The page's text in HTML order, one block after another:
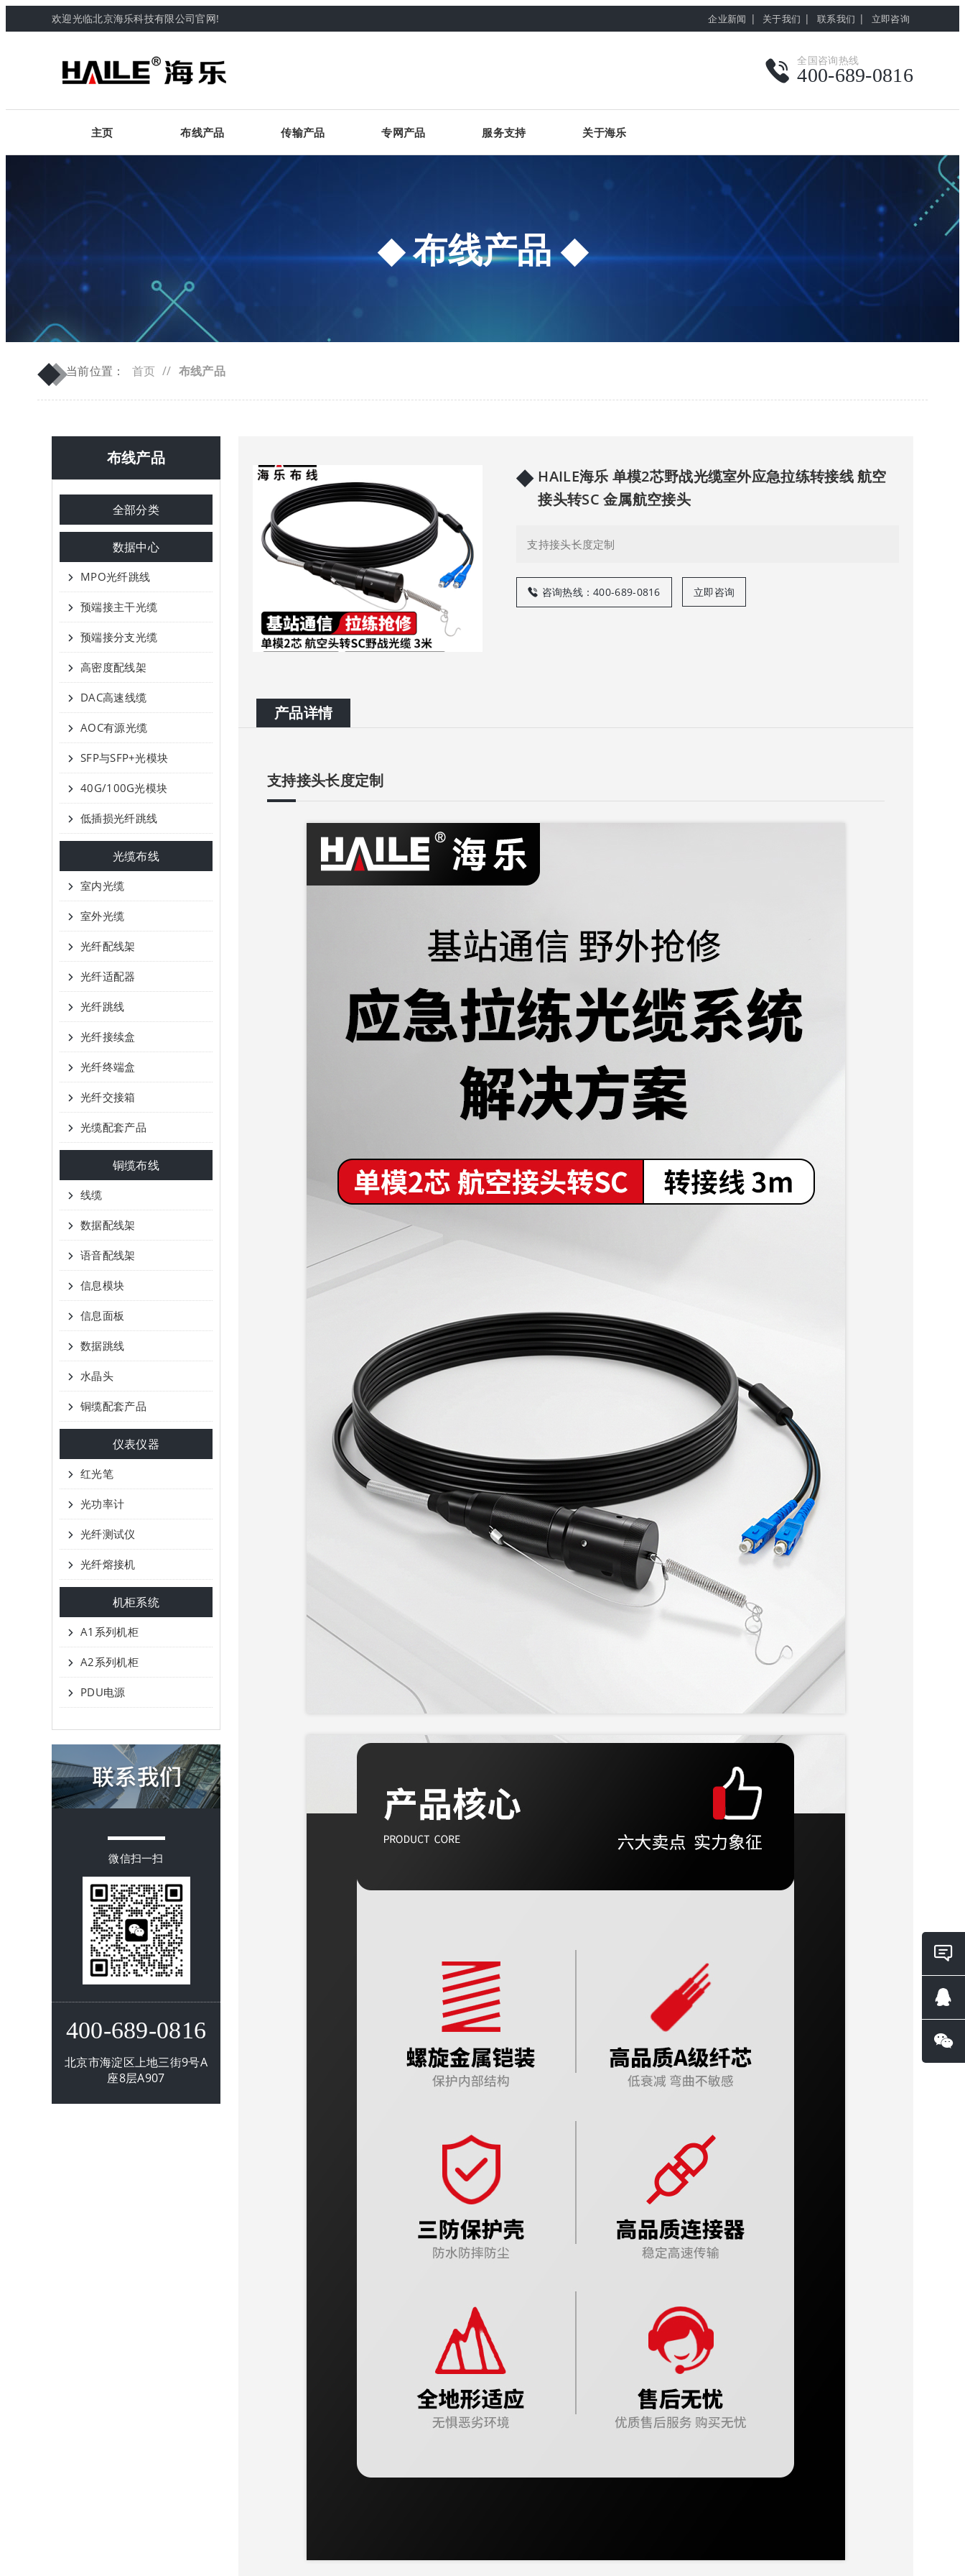
欢迎光临北京海乐科技有限公司官网! 企业新闻 | 关于我们 | 联系我们 | 立即咨询
全国咨询热线
400-689-0816
主页 布线产品 传输产品 专网产品 服务支持 关于海乐
布线产品
◆
◆当前位置： 首页 // 布线产品
布线产品
全部分类
数据中心
MPO光纤跳线
预端接主干光缆
预端接分支光缆
高密度配线架
DAC高速线缆
AOC有源光缆
SFP与SFP+光模块
40G/100G光模块
低插损光纤跳线
光缆布线
室内光缆
室外光缆
光纤配线架
光纤适配器
光纤跳线
光纤接续盒
光纤终端盒
光纤交接箱
光缆配套产品
铜缆布线
线缆
数据配线架
语音配线架
信息模块
信息面板
数据跳线
水晶头
铜缆配套产品
仪表仪器
红光笔
光功率计
光纤测试仪
光纤熔接机
机柜系统
A1系列机柜
A2系列机柜
PDU电源
微信扫一扫
400-689-0816
北京市海淀区上地三街9号A
座8层A907
◆ HAILE海乐 单模2芯野战光缆室外应急拉练转接线 航空
接头转SC 金属航空接头
支持接头长度定制
咨询热线：400-689-0816 立即咨询
产品详情
支持接头长度定制
在线
询
QQ咨